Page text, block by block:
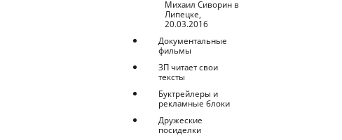
Михаил Сиворин в
Липецке,
20.03.2016
Документальные
фильмы
ЗП читает свои
тексты
Буктрейлеры и
рекламные блоки
Дружеские
посиделки